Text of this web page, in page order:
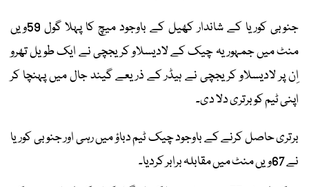
جنوبی کوریا کے شاندار کھیل کے باوجود میچ کا پہلا گول 59ویں
منٹ میں جمہوریہ چیک کے لادیسلاو کریجچی نے ایک طویل تھرو
اِن پر لادیسلاو کریجچی نے ہیڈر کے ذریعے گیند جال میں پہنچا کر
اپنی ٹیم کو برتری دلا دی۔
برتری حاصل کرنے کے باوجود چیک ٹیم دباؤ میں رہی اور جنوبی کوریا
نے 67ویں منٹ میں مقابلہ برابر کردیا۔